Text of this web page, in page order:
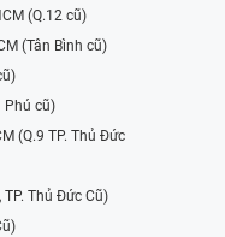
(Q.12 cũ)
(Tân Bình cũ)
Phú cũ)
(Q.9 TP. Thủ Đức
Thủ Đức Cũ)